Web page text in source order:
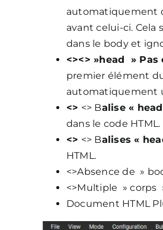
automatiquement
avant celui-ci.
dans le body et
<><> »head »
premier élément
automatiquement
<> <> Balise «
dans le code HTML.
<> <> Balises «
HTML.
<>Absence de »
<>Multiple » corps
Document HTML